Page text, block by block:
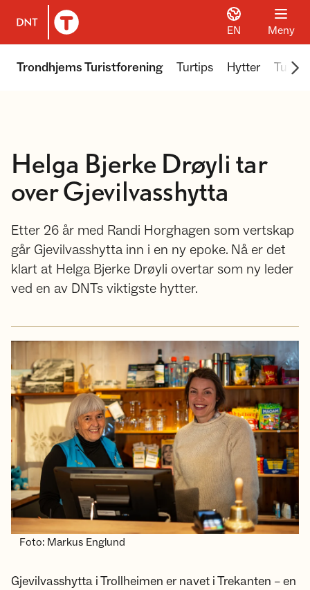
Til DNT.no forside
EN Meny
Trondhjems Turistforening Turtips Hytter Turer
Helga Bjerke Drøyli tar
over Gjevilvasshytta
Etter 26 år med Randi Horghagen som vertskap
går Gjevilvasshytta inn i en ny epoke. Nå er det
klart at Helga Bjerke Drøyli overtar som ny leder
ved en av DNTs viktigste hytter.
Foto: Markus Englund
Gjevilvasshytta i Trollheimen er navet i Trekanten – en